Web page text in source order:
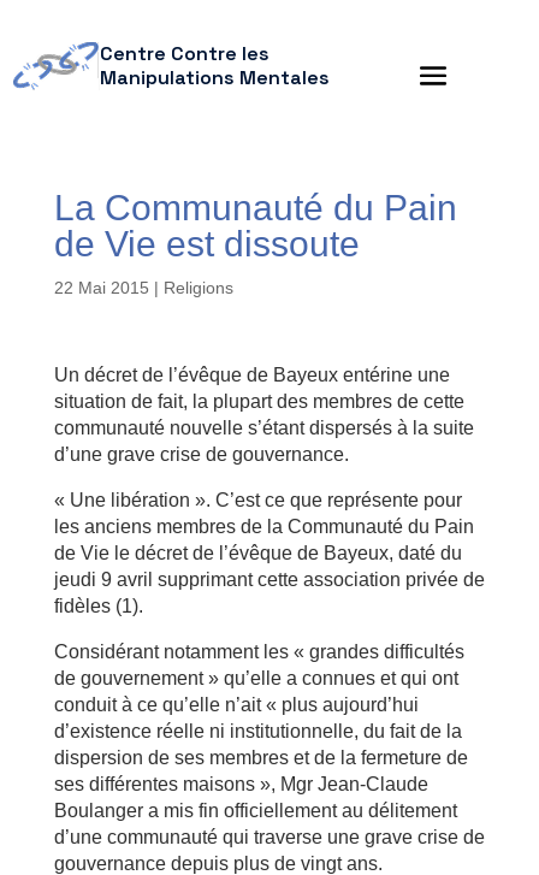
Centre Contre les
Manipulations Mentales
La Communauté du Pain
de Vie est dissoute
22 Mai 2015 | Religions
Un décret de l’évêque de Bayeux entérine une
situation de fait, la plupart des membres de cette
communauté nouvelle s’étant dispersés à la suite
d’une grave crise de gouvernance.
« Une libération ». C’est ce que représente pour
les anciens membres de la Communauté du Pain
de Vie le décret de l’évêque de Bayeux, daté du
jeudi 9 avril supprimant cette association privée de
fidèles (1).
Considérant notamment les « grandes difficultés
de gouvernement » qu’elle a connues et qui ont
conduit à ce qu’elle n’ait « plus aujourd’hui
d’existence réelle ni institutionnelle, du fait de la
dispersion de ses membres et de la fermeture de
ses différentes maisons », Mgr Jean-Claude
Boulanger a mis fin officiellement au délitement
d’une communauté qui traverse une grave crise de
gouvernance depuis plus de vingt ans.